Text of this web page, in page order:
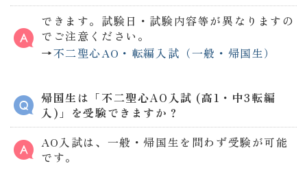
できます。試験日・試験内容等が異なりますの
でご注意ください。
→不二聖心AO・転編入試（一般・帰国生）
帰国生は「不二聖心AO入試 (高1・中3転編
入)」を受験できますか？
AO入試は、一般・帰国生を問わず受験が可能
です。